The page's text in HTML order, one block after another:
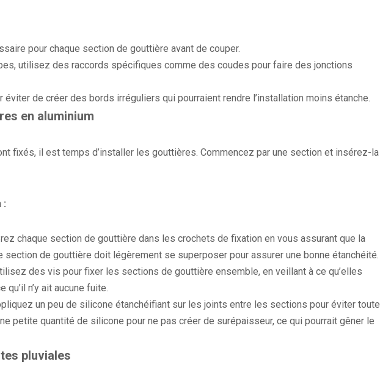
pour chaque section de gouttière avant de couper.
utilisez des raccords spécifiques comme des coudes pour faire des jonctions
de créer des bords irréguliers qui pourraient rendre l’installation moins étanche.
en aluminium
fixés, il est temps d’installer les gouttières. Commencez par une section et insérez-la
:
chaque section de gouttière dans les crochets de fixation en vous assurant que la
section de gouttière doit légèrement se superposer pour assurer une bonne étanchéité.
des vis pour fixer les sections de gouttière ensemble, en veillant à ce qu’elles
n’y ait aucune fuite.
un peu de silicone étanchéifiant sur les joints entre les sections pour éviter toute
petite quantité de silicone pour ne pas créer de surépaisseur, ce qui pourrait gêner le
pluviales